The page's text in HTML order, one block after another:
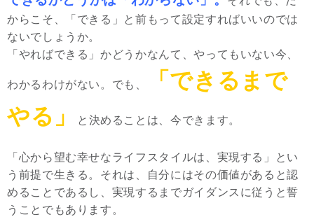
からこそ、「できる」と前もって設定すればいいのでは
ないでしょうか。
「やればできる」かどうかなんて、やってもいない今、
わかるわけがない。でも、
「できるまで
やる」
と決めることは、今できます。
「心から望む幸せなライフスタイルは、実現する」とい
う前提で生きる。それは、自分にはその価値があると認
めることであるし、実現するまでガイダンスに従うと誓
うことでもあります。